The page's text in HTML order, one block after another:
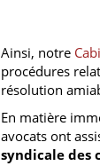
Ainsi, notre
procédures
résolution
En matière
avocats ont
syndicale des